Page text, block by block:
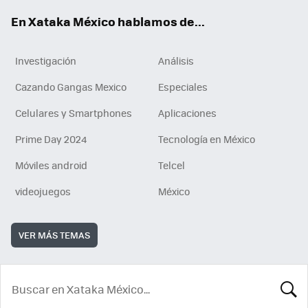
En Xataka México hablamos de...
Investigación
Análisis
Cazando Gangas Mexico
Especiales
Celulares y Smartphones
Aplicaciones
Prime Day 2024
Tecnología en México
Móviles android
Telcel
videojuegos
México
VER MÁS TEMAS